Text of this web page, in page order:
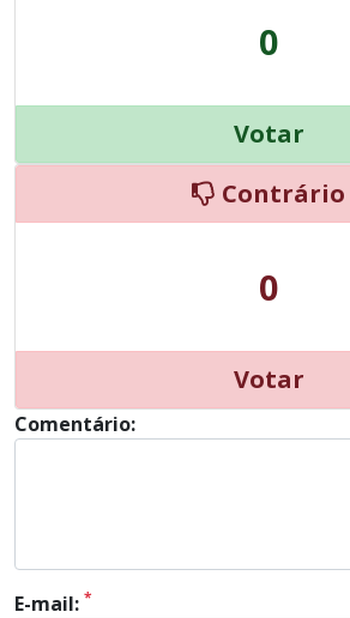
0
Votar
Contrário
0
Votar
Comentário:
E-mail: *